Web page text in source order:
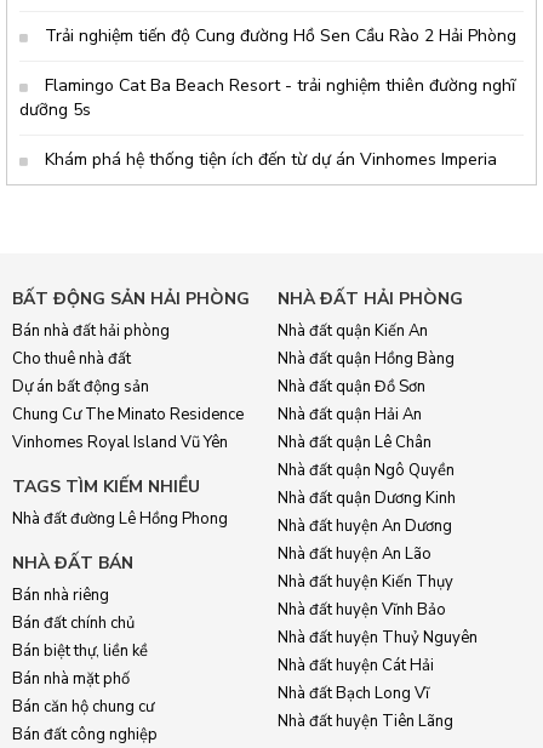
Trải nghiệm tiến độ Cung đường Hồ Sen Cầu Rào 2 Hải Phòng
Flamingo Cat Ba Beach Resort - trải nghiệm thiên đường nghĩ
dưỡng 5s
Khám phá hệ thống tiện ích đến từ dự án Vinhomes Imperia
BẤT ĐỘNG SẢN HẢI PHÒNG
Bán nhà đất hải phòng
Cho thuê nhà đất
Dự án bất động sản
Chung Cư The Minato Residence
Vinhomes Royal Island Vũ Yên
TAGS TÌM KIẾM NHIỀU
Nhà đất đường Lê Hồng Phong
NHÀ ĐẤT BÁN
Bán nhà riêng
Bán đất chính chủ
Bán biệt thự, liền kề
Bán nhà mặt phố
Bán căn hộ chung cư
Bán đất công nghiệp
NHÀ ĐẤT HẢI PHÒNG
Nhà đất quận Kiến An
Nhà đất quận Hồng Bàng
Nhà đất quận Đồ Sơn
Nhà đất quận Hải An
Nhà đất quận Lê Chân
Nhà đất quận Ngô Quyền
Nhà đất quận Dương Kinh
Nhà đất huyện An Dương
Nhà đất huyện An Lão
Nhà đất huyện Kiến Thụy
Nhà đất huyện Vĩnh Bảo
Nhà đất huyện Thuỷ Nguyên
Nhà đất huyện Cát Hải
Nhà đất Bạch Long Vĩ
Nhà đất huyện Tiên Lãng